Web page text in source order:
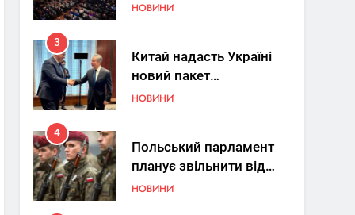
Україна знову у фокусі
НОВИНИ
3
Китай надасть Україні
новий пакет
енергетичної допомоги
НОВИНИ
4
Польський парламент
планує звільнити від
покарання
НОВИНИ